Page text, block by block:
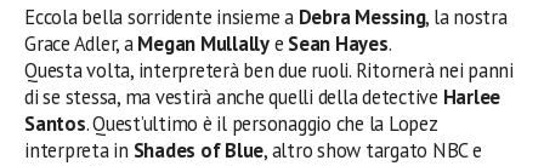
Eccola bella sorridente insieme a Debra Messing, la nostra
Grace Adler, aMegan Mullallye Sean Hayes.
Questa volta, interpreterà ben due ruoli. Ritornerà nei panni
di se stessa, ma vestirà anche quelli della detective Harlee
Santos. Quest’ultimo è il personaggio che la Lopez
interpreta in Shades of Blue, altro show targato NBC e